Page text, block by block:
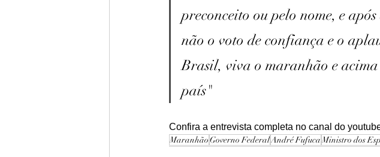
preconceito ou pelo nome, e
não o voto de confiança e o
Brasil, viva o maranhão e acima
país"
Confira a entrevista completa no canal do
MaranhãoGoverno FederalAndré FufucaMinistro dos